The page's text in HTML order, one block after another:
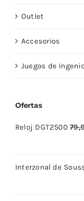
Outlet
Accesorios
Juegos de
Ofertas
Reloj DGT2500
Interzonal de